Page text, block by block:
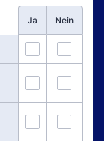
Ja Nein